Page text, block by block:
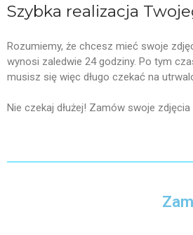
Szybka realizacja
Rozumiemy, że chcesz mieć swoje
wynosi zaledwie 24 godziny. Po tym
musisz się więc długo czekać na
Nie czekaj dłużej! Zamów swoje